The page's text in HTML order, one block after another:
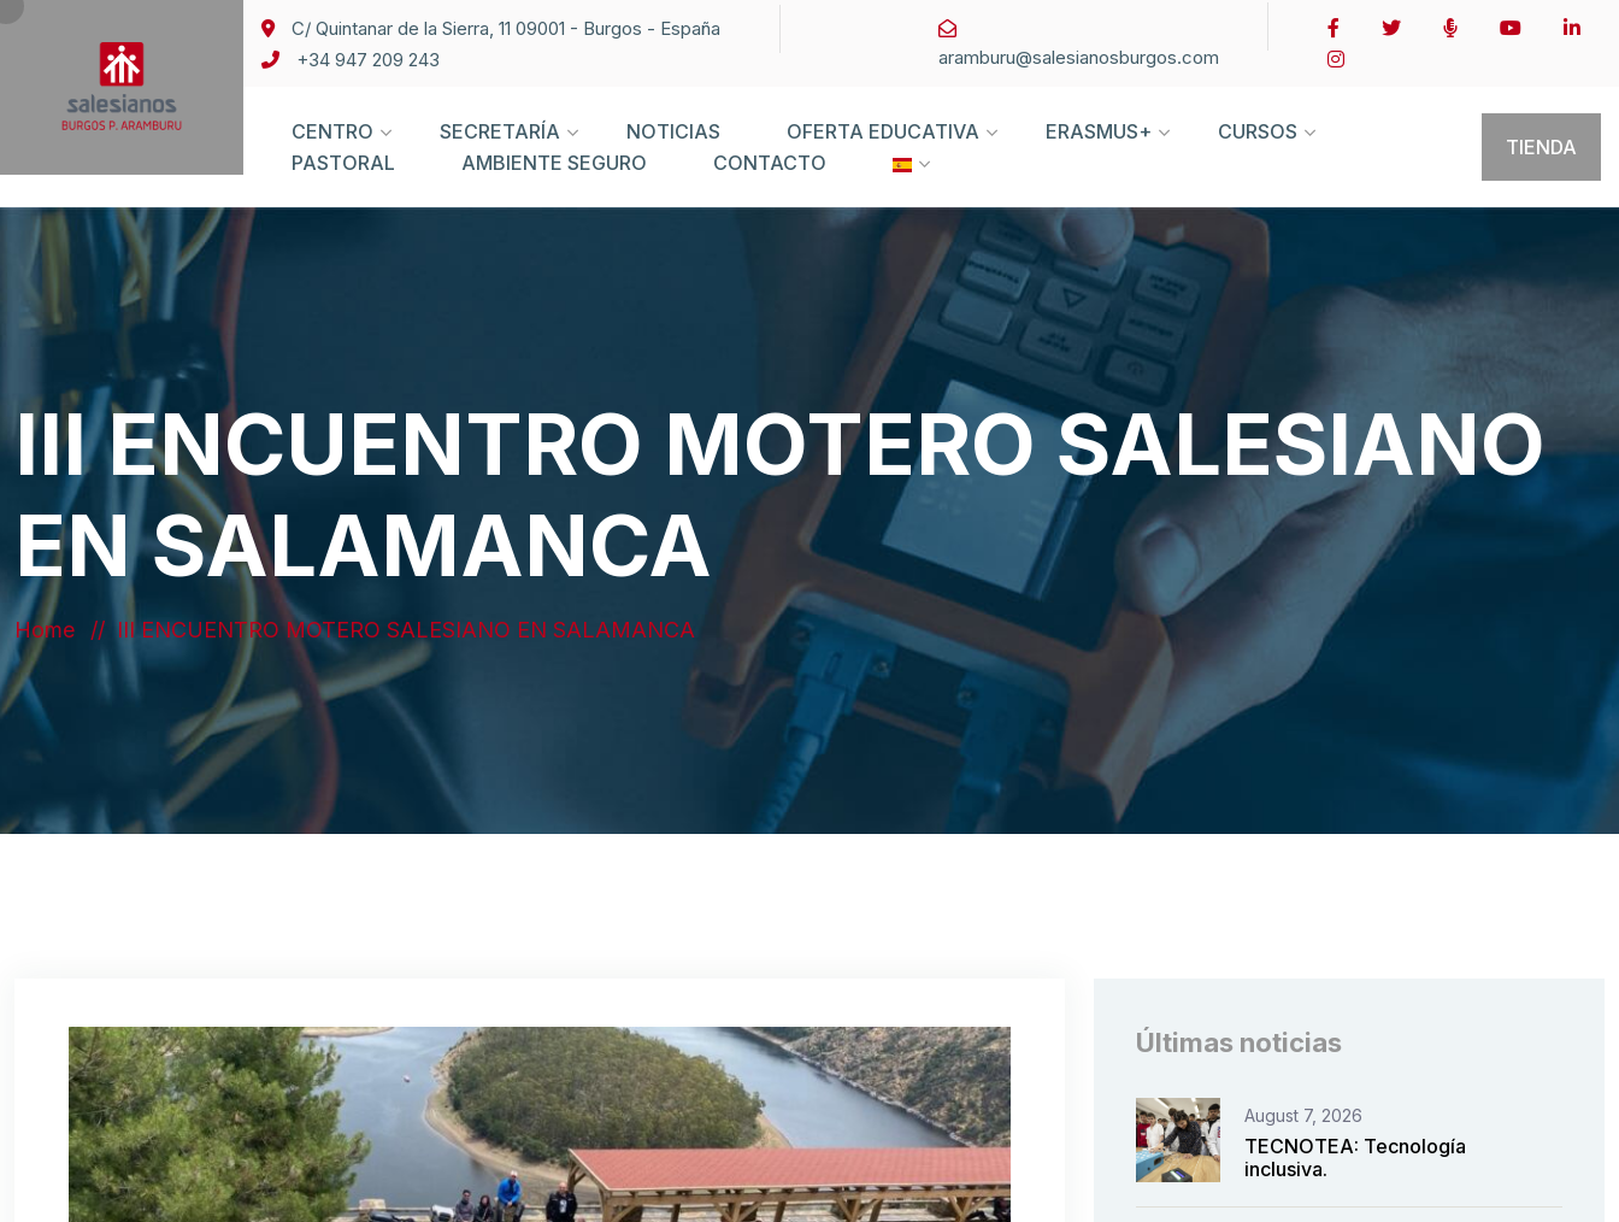
C/ Quintanar de la Sierra, 11 09001 - Burgos - España
+34 947 209 243
aramburu@salesianosburgos.com
CENTRO SECRETARÍA NOTICIAS OFERTA EDUCATIVA ERASMUS+
CURSOS
PASTORAL
AMBIENTE SEGURO CONTACTO
TIENDA
III ENCUENTRO MOTERO SALESIANO
EN SALAMANCA
Home III ENCUENTRO MOTERO SALESIANO EN SALAMANCA
Últimas noticias
August 7, 2026
TECNOTEA: Tecnología
inclusiva.